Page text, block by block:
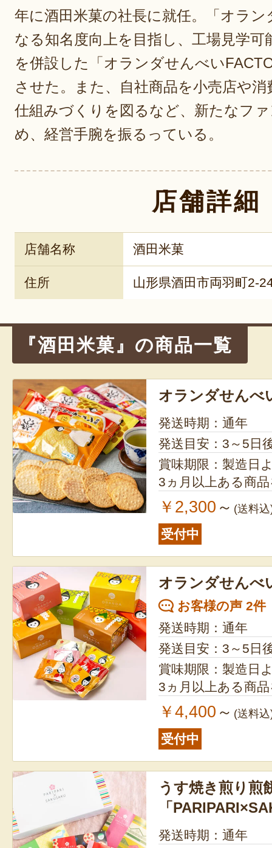
年に酒田米菓の社長に就任。「オラ
なる知名度向上を目指し、工場見学可
を併設した「オランダせんべい
させた。また、自社商品を小売店や
仕組みづくりを図るなど、新たなフ
め、経営手腕を振るっている。
店舗詳細
店舗名称 酒田米菓
住所 山形県酒田市両羽町2-
『酒田米菓』の商品一覧
オランダせんべ
発送時期：通年
発送目安：3～5日
賞味期限：製造日より1年 ※
3ヵ月以上ある商
￥2,300 ～ (送料
受付中
オランダせんべ
お客様の声 2件
発送時期：通年
発送目安：3～5日
賞味期限：製造日より1年 ※
3ヵ月以上ある商
￥4,400 ～ (送料
受付中
うす焼き煎り煎
「
発送時期：通年